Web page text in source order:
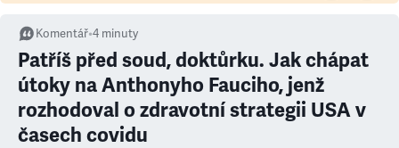
Komentář•4 minuty
Patříš před soud, doktůrku. Jak chápat
útoky na Anthonyho Fauciho, jenž
rozhodoval o zdravotní strategii USA v
časech covidu